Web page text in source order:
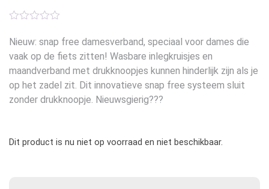
Nieuw: snap free damesverband, speciaal voor dames die
vaak op de fiets zitten! Wasbare inlegkruisjes en
maandverband met drukknoopjes kunnen hinderlijk zijn als je
op het zadel zit. Dit innovatieve snap free systeem sluit
zonder drukknoopje. Nieuwsgierig???
Dit product is nu niet op voorraad en niet beschikbaar.